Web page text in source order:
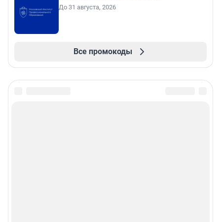
До 31 августа, 2026
Все промокоды